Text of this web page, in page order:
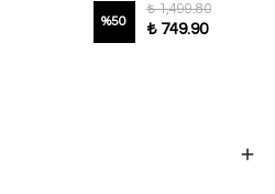
%50
₺ 1,499.80
₺ 749.90